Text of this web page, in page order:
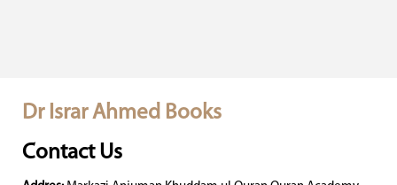
Dr Israr Ahmed Books
Contact Us